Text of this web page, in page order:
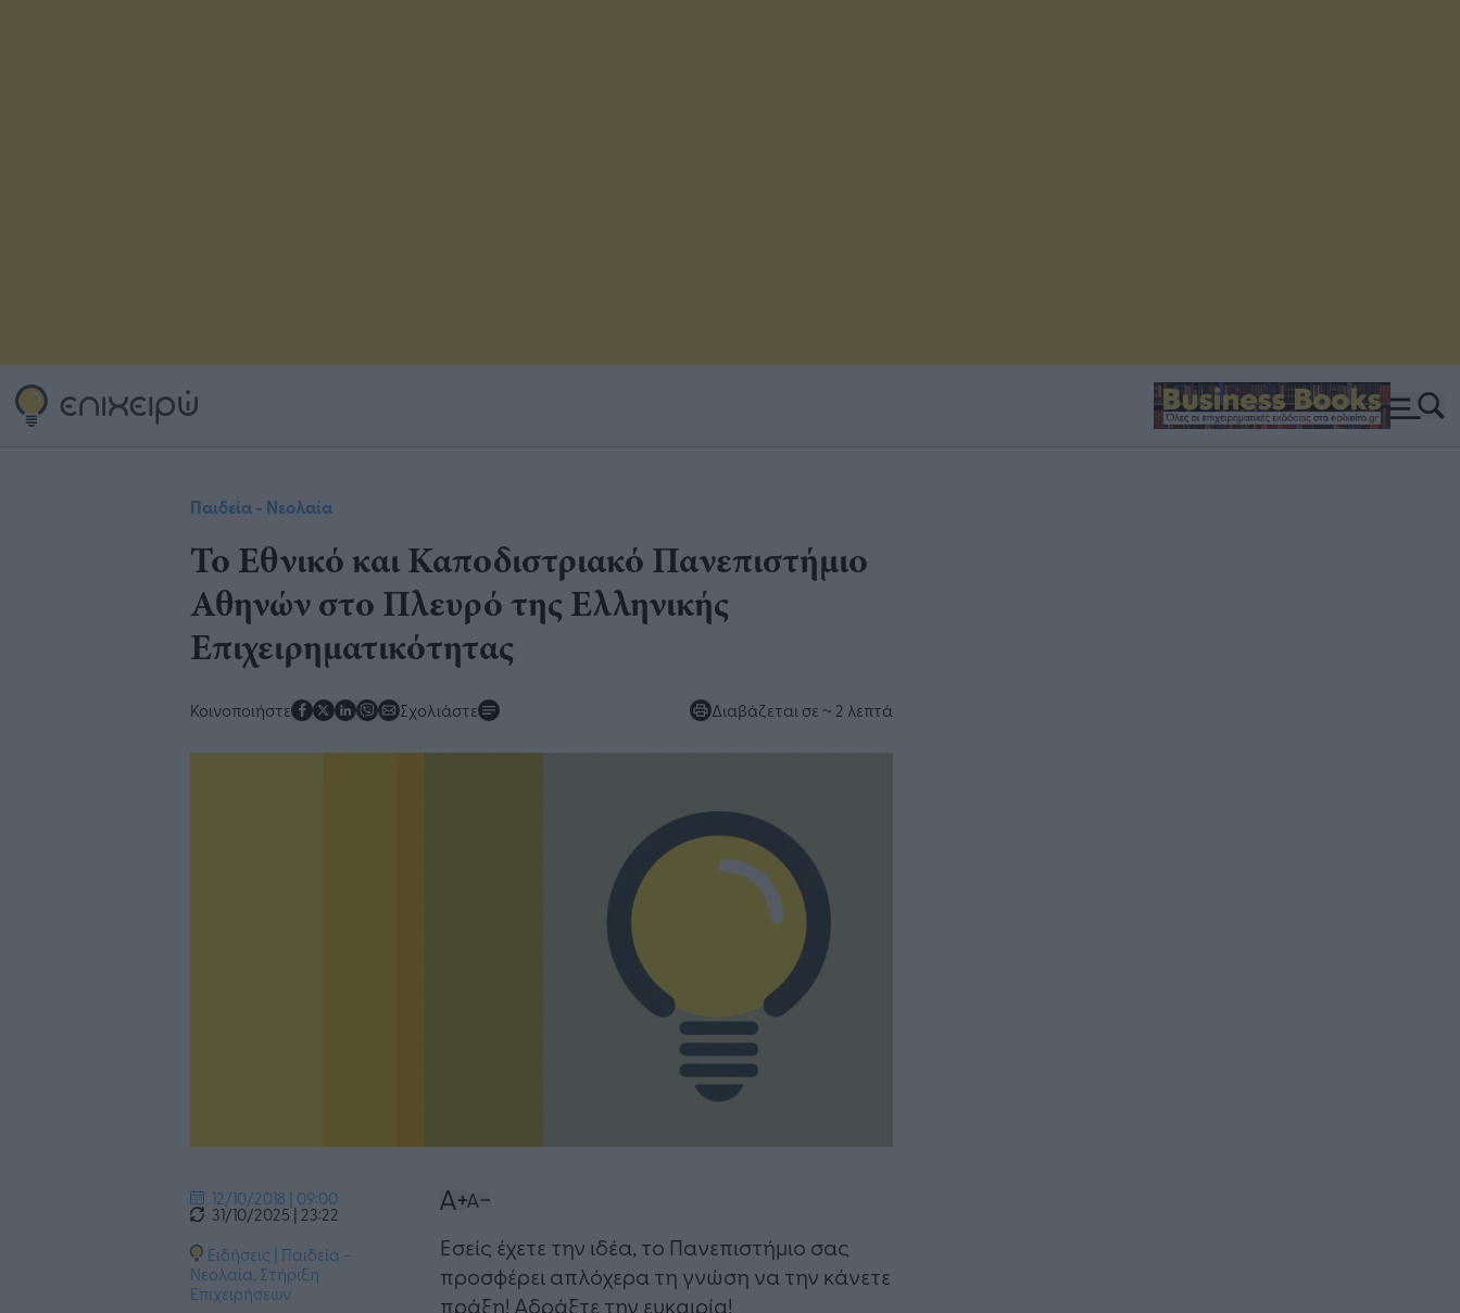
Παιδεία - Νεολαία
Το Εθνικό και Καποδιστριακό Πανεπιστήμιο
Αθηνών στο Πλευρό της Ελληνικής
Επιχειρηματικότητας
Κοινοποιήστε Σχολιάστε Διαβάζεται σε ~ 2 λεπτά
12/10/2018 | 09:00
31/10/2025 | 23:22
Ειδήσεις | Παιδεία -
Νεολαία, Στήριξη
Επιχειρήσεων
Εσείς έχετε την ιδέα, το Πανεπιστήμιο σας
προσφέρει απλόχερα τη γνώση να την κάνετε
πράξη! Αδράξτε την ευκαιρία!